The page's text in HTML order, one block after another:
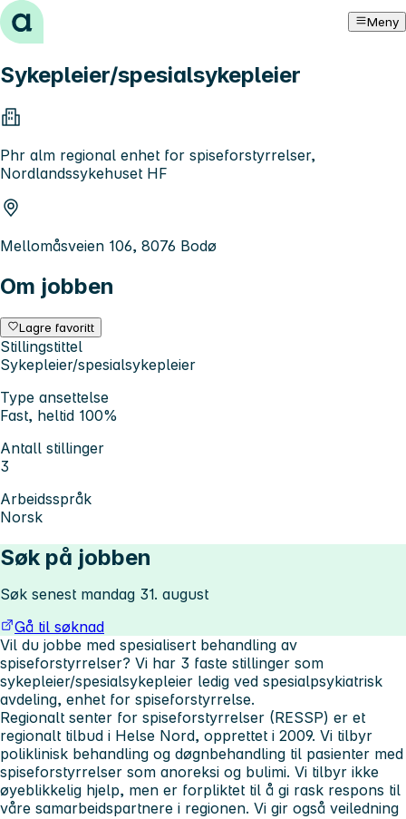
Hopp til innhold Meny
Sykepleier/spesialsykepleier
Phr alm regional enhet for spiseforstyrrelser,
Nordlandssykehuset HF
Mellomåsveien 106, 8076 Bodø
Om jobben
Lagre favoritt
Stillingstittel
Sykepleier/spesialsykepleier
Type ansettelse
Fast, heltid 100%
Antall stillinger
3
Arbeidsspråk
Norsk
Søk på jobben
Søk senest mandag 31. august
Gå til søknad
Vil du jobbe med spesialisert behandling av
spiseforstyrrelser? Vi har 3 faste stillinger som
sykepleier/spesialsykepleier ledig ved spesialpsykiatrisk
avdeling, enhet for spiseforstyrrelse.
Regionalt senter for spiseforstyrrelser (RESSP) er et
regionalt tilbud i Helse Nord, opprettet i 2009. Vi tilbyr
poliklinisk behandling og døgnbehandling til pasienter med
spiseforstyrrelser som anoreksi og bulimi. Vi tilbyr ikke
øyeblikkelig hjelp, men er forpliktet til å gi rask respons til
våre samarbeidspartnere i regionen. Vi gir også veiledning